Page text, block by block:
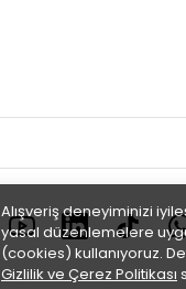
Alışveriş deneyiminizi
yasal düzenlemelere
(cookies) kullanıyoruz.
Gizlilik ve Çerez Politikası